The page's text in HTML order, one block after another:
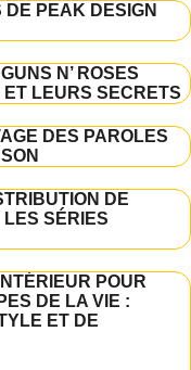
PEAK DESIGN
N’ ROSES
ET LEURS SECRETS
DES PAROLES
DE
SÉRIES
POUR
DE LA VIE :
ET DE